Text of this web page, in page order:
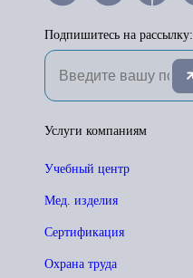
Подпишитесь на рассылку:
Услуги компаниям
Учебный центр
Мед. изделия
Сертификация
Охрана труда